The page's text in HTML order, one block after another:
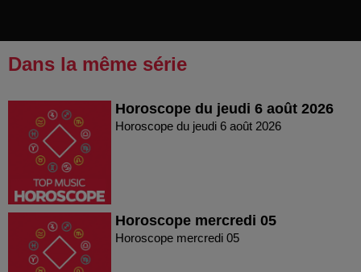
Dans la même série
Horoscope du jeudi 6 août 2026
Horoscope du jeudi 6 août 2026
Horoscope mercredi 05
Horoscope mercredi 05